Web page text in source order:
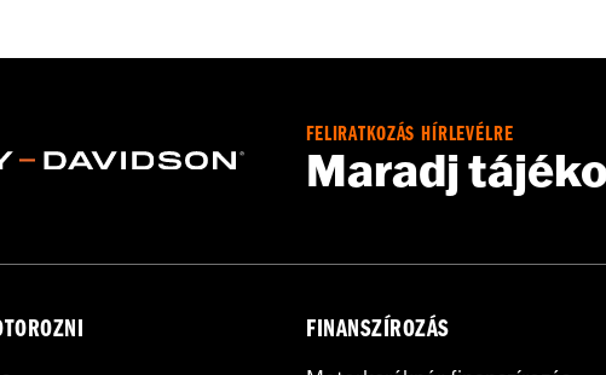
footpegs and installation instructionsFELIRATKOZÁS HÍRLEVÉLRE
Maradj
FINANSZÍROZÁS